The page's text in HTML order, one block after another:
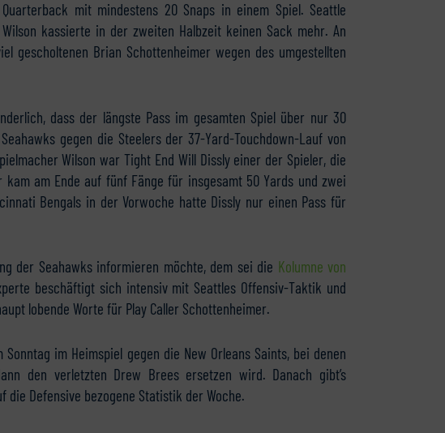
mit mindestens 20 Snaps in einem Spiel. Seattle
kassierte in der zweiten Halbzeit keinen Sack mehr. An
gescholtenen Brian Schottenheimer wegen des umgestellten
dass der längste Pass im gesamten Spiel über nur 30
gegen die Steelers der 37-Yard-Touchdown-Lauf von
Wilson war Tight End Will Dissly einer der Spieler, die
am Ende auf fünf Fänge für insgesamt 50 Yards und zwei
Bengals in der Vorwoche hatte Dissly nur einen Pass für
der Seahawks informieren möchte, dem sei die Kolumne von
beschäftigt sich intensiv mit Seattles Offensiv-Taktik und
lobende Worte für Play Caller Schottenheimer.
im Heimspiel gegen die New Orleans Saints, bei denen
den verletzten Drew Brees ersetzen wird. Danach gibt’s
Defensive bezogene Statistik der Woche.